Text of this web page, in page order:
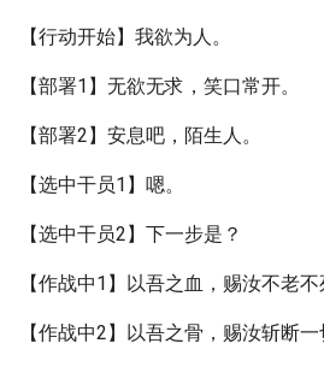
【行动开始】我欲为人。
【部署1】无欲无求，笑口常开。
【部署2】安息吧，陌生人。
【选中干员1】嗯。
【选中干员2】下一步是？
【作战中1】以吾之血，赐汝不老不
【作战中2】以吾之骨，赐汝斩断一